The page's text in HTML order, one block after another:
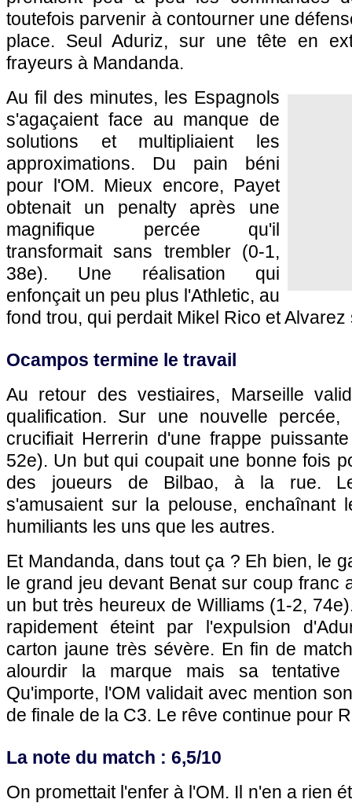
toutefois parvenir à contourner une
place. Seul Aduriz, sur une tête en
frayeurs à Mandanda.
Au fil des minutes, les Espagnols
s'agaçaient face au manque de
solutions et multipliaient les
approximations. Du pain béni
pour l'OM. Mieux encore, Payet
obtenait un penalty après une
magnifique percée qu'il
transformait sans trembler (0-1,
38e). Une réalisation qui
enfonçait un peu plus l'Athletic, au
fond trou, qui perdait Mikel Rico et
Ocampos termine le travail
Au retour des vestiaires, Marseille
qualification. Sur une nouvelle percée,
crucifiait Herrerin d'une frappe
52e). Un but qui coupait une bonne fois
des joueurs de Bilbao, à la rue.
s'amusaient sur la pelouse, enchaînant
humiliants les uns que les autres.
Et Mandanda, dans tout ça ? Eh bien, le
le grand jeu devant Benat sur coup franc
un but très heureux de Williams (1-2,
rapidement éteint par l'expulsion
carton jaune très sévère. En fin de
alourdir la marque mais sa tentative
Qu'importe, l'OM validait avec mention
de finale de la C3. Le rêve continue pour
La note du match : 6,5/10
On promettait l'enfer à l'OM. Il n'en a rien